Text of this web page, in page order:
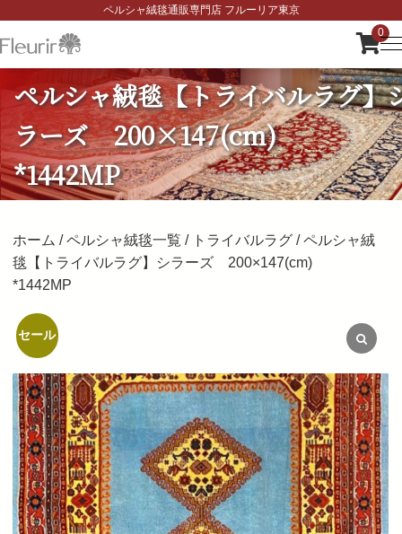
ペルシャ絨毯通販専門店 フルーリア東京
0
ペルシャ絨毯【トライバルラグ】
ラーズ 200×147(cm)
*1442MP
ホーム /ペルシャ絨毯一覧 / トライバルラグ / ペルシャ絨
毯【トライバルラグ】シラーズ 200×147(cm)
*1442MP
セール
格
は
¥330,000
で
し
た。
価
格
は
¥297,000
で
す。